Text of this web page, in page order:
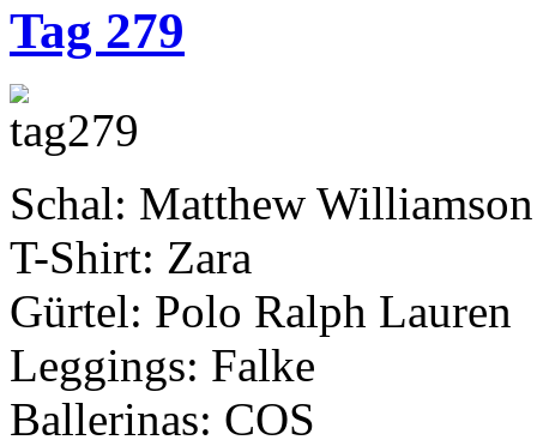
Tag 279
Schal: Matthew
T-Shirt: Zara
Gürtel: Polo Ralph Lauren
Leggings: Falke
Ballerinas: COS